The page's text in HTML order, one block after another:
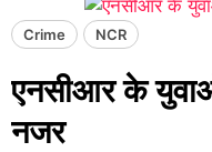
Crime NCR
एनसीआर के
नजर